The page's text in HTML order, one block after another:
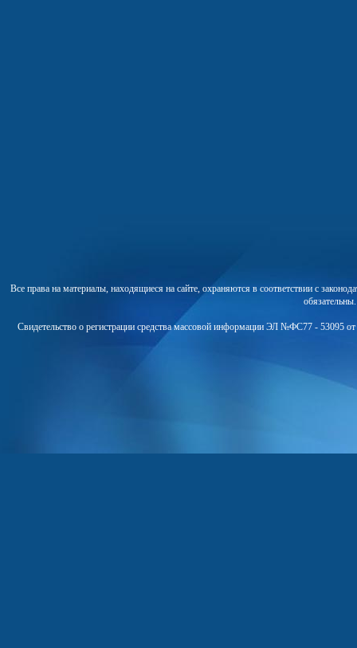
Все права на материалы, находящиеся на сайте, охраняются в соответствии с
Свидетельство о регистрации средства массовой информации ЭЛ №ФС77 - 53095